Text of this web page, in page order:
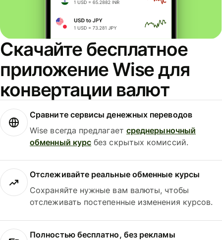
Скачайте бесплатное
приложение Wise для
конвертации валют
Сравните сервисы денежных переводов
Wise всегда предлагает среднерыночный
обменный курс без скрытых комиссий.
Отслеживайте реальные обменные курсы
Сохраняйте нужные вам валюты, чтобы
отслеживать постепенные изменения курсов.
Полностью бесплатно, без рекламы